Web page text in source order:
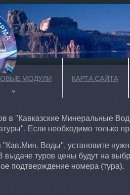
МОДУЛИ КАРТА САЙТА
в "Кавказские Минеральные
Если необходимо только
Воды", установите
выдаче туров цены будут на
подтверждение номера (тура).